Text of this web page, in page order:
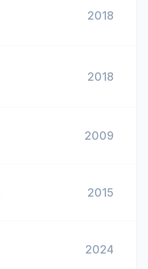
2018
2018
2009
2015
2024